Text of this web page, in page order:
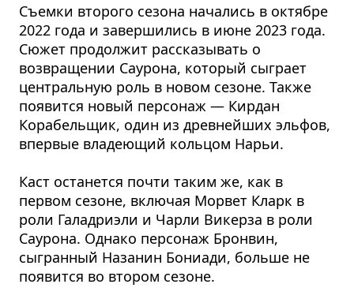
Съемки второго сезона начались в октябре
2022 года и завершились в июне 2023 года.
Сюжет продолжит рассказывать о
возвращении Саурона, который сыграет
центральную роль в новом сезоне. Также
появится новый персонаж — Кирдан
Корабельщик, один из древнейших эльфов,
впервые владеющий кольцом Нарьи.
Каст останется почти таким же, как в
первом сезоне, включая Морвет Кларк в
роли Галадриэли и Чарли Викерза в роли
Саурона. Однако персонаж Бронвин,
сыгранный Назанин Бониади, больше не
появится во втором сезоне.